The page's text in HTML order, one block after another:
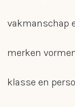
vakmanschap
merken
klasse en